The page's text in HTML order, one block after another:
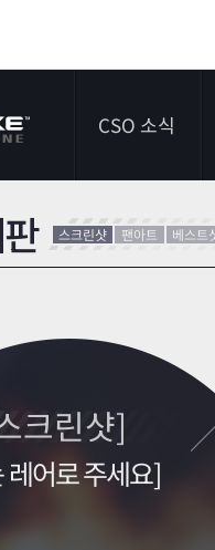
CSO 소식
공지사항
스크린샷 팬아트 베스트
크린샷]
레어로 주세요]